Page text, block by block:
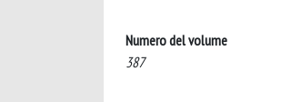
Numero del volume
387